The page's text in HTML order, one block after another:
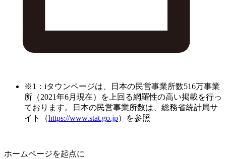
※1：iタウンページは、日本の民営事業所数516万事業
所（2021年6月現在）を上回る網羅性の高い掲載を行っ
ております。日本の民営事業所数は、総務省統計局サ
イト（https://www.stat.go.jp）を参照
ホームページを起点に